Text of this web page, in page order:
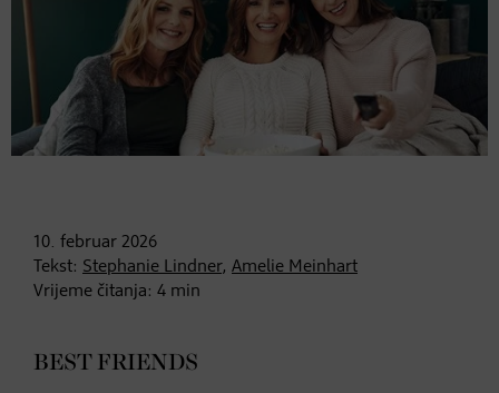
10. februar 2026
Tekst: Stephanie Lindner, Amelie Meinhart
Vrijeme čitanja: 4 min
BEST FRIENDS